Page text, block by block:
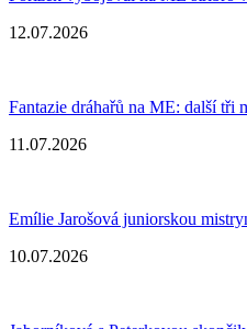
12.07.2026
Fantazie dráhařů na ME: další tři
11.07.2026
Emílie Jarošová juniorskou
10.07.2026